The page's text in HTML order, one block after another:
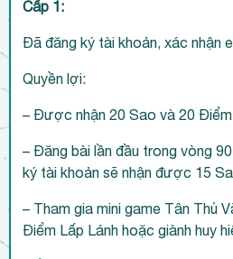
Cấp 1:
Đã đăng ký tài khoản, xác nhận
Quyền lợi:
– Được nhận 20 Sao và 20 Điểm
– Đăng bài lần đầu trong vòng
ký tài khoản sẽ nhận được 15
– Tham gia mini game Tân Thủ
Điểm Lấp Lánh hoặc giành huy